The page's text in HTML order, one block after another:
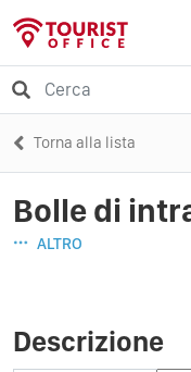
Torna alla lista
Bolle di
ALTRO
Descrizione